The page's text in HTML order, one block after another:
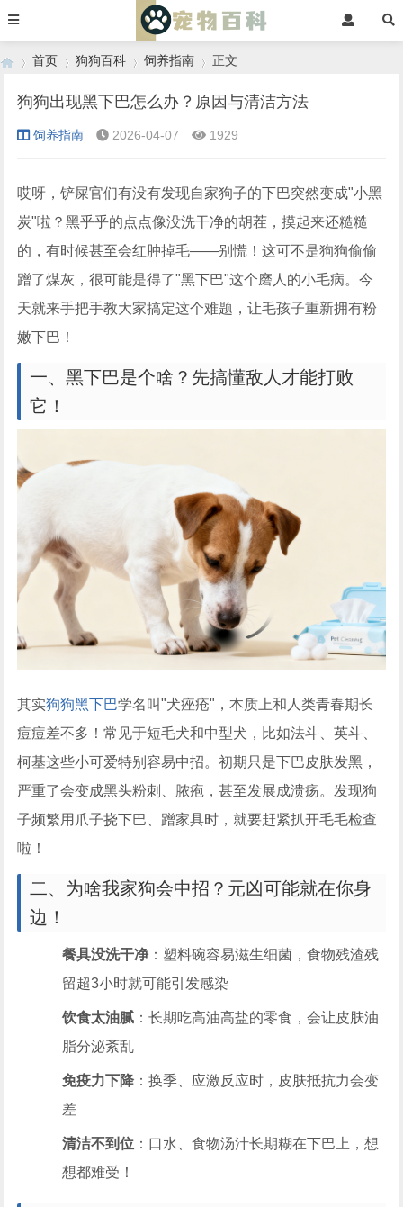
›
首页
›
狗狗百科
›
饲养指南
›
正文
狗狗出现黑下巴怎么办？原因与清洁方法
饲养指南 2026-04-07 1929
哎呀，铲屎官们有没有发现自家狗子的下巴突然变成"小黑
炭"啦？黑乎乎的点点像没洗干净的胡茬，摸起来还糙糙
的，有时候甚至会红肿掉毛——别慌！这可不是狗狗偷偷
蹭了煤灰，很可能是得了"黑下巴"这个磨人的小毛病。今
天就来手把手教大家搞定这个难题，让毛孩子重新拥有粉
嫩下巴！
一、黑下巴是个啥？先搞懂敌人才能打败
它！
其实狗狗黑下巴学名叫"犬痤疮"，本质上和人类青春期长
痘痘差不多！常见于短毛犬和中型犬，比如法斗、英斗、
柯基这些小可爱特别容易中招。初期只是下巴皮肤发黑，
严重了会变成黑头粉刺、脓疱，甚至发展成溃疡。发现狗
子频繁用爪子挠下巴、蹭家具时，就要赶紧扒开毛毛检查
啦！
二、为啥我家狗会中招？元凶可能就在你身
边！
餐具没洗干净 ：塑料碗容易滋生细菌，食物残渣残
留超3小时就可能引发感染
饮食太油腻 ：长期吃高油高盐的零食，会让皮肤油
脂分泌紊乱
免疫力下降 ：换季、应激反应时，皮肤抵抗力会变
差
清洁不到位 ：口水、食物汤汁长期糊在下巴上，想
想都难受！